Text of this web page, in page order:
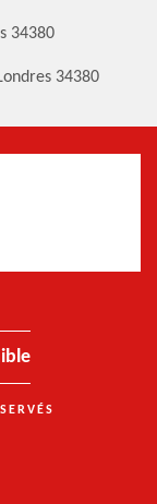
34380
34380